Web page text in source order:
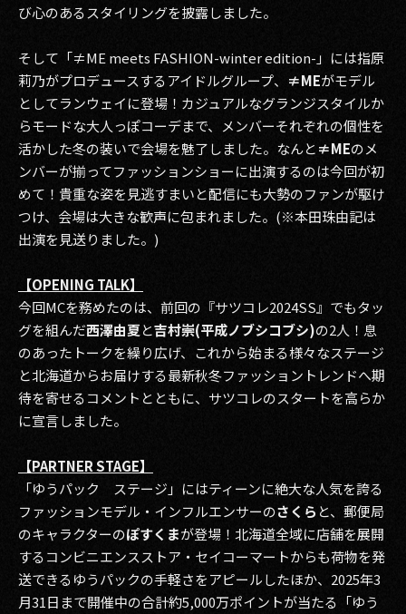
び心のあるスタイリングを披露しました。
そして「≠ME meets FASHION-winter edition-」には指原
莉乃がプロデュースするアイドルグループ、 ≠MEがモデル
としてランウェイに登場！カジュアルなグランジスタイルか
らモードな大人っぽコーデまで、メンバーそれぞれの個性を
活かした冬の装いで会場を魅了しました。なんと≠MEのメ
ンバーが揃ってファッションショーに出演するのは今回が初
めて！貴重な姿を見逃すまいと配信にも大勢のファンが駆け
つけ、会場は大きな歓声に包まれました。(※本田珠由記は
出演を見送りました。)
【OPENING TALK】
今回MCを務めたのは、前回の『サツコレ2024SS』でもタッ
グを組んだ西澤由夏と吉村崇(平成ノブシコブシ)の2人！息
のあったトークを繰り広げ、これから始まる様々なステージ
と北海道からお届けする最新秋冬ファッショントレンドへ期
待を寄せるコメントとともに、サツコレのスタートを高らか
に宣言しました。
【PARTNER STAGE】
「ゆうパック ステージ」にはティーンに絶大な人気を誇る
ファッションモデル・インフルエンサーのさくら と、郵便局
のキャラクターのぽすくまが登場！北海道全域に店舗を展開
するコンビニエンスストア・セイコーマートからも荷物を発
送できるゆうパックの手軽さをアピールしたほか、2025年3
月31日まで開催中の合計約5,000万ポイントが当たる「ゆう